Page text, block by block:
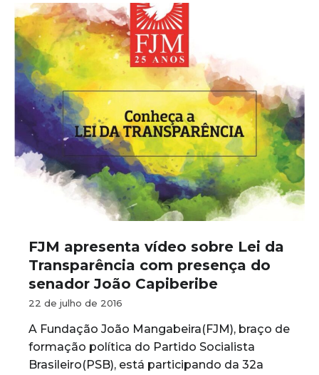
FJM apresenta vídeo sobre Lei da
Transparência com presença do
senador João Capiberibe
22 de julho de 2016
A Fundação João Mangabeira(FJM), braço de
formação política do Partido Socialista
Brasileiro(PSB), está participando da 32a